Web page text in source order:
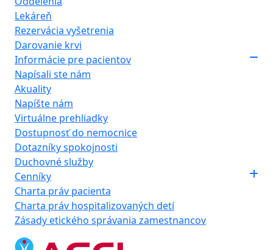
Lekáreň
Rezervácia vyšetrenia
Darovanie krvi
Informácie pre pacientov
Napísali ste nám
Akuality
Napíšte nám
Virtuálne prehliadky
Dostupnosť do nemocnice
Dotazníky spokojnosti
Duchovné služby
Cenníky
Charta práv pacienta
Charta práv hospitalizovaných detí
Zásady etického správania zamestnancov